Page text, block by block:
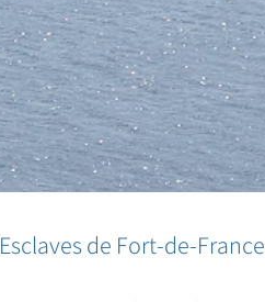
Esclaves de Fort-de-France